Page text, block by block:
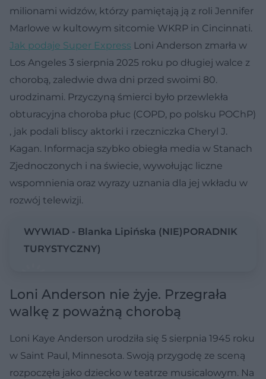
milionami widzów, którzy pamiętają ją z roli Jennifer
Marlowe w kultowym sitcomie WKRP in Cincinnati.
Jak podaje Super Express Loni Anderson zmarła w
Los Angeles 3 sierpnia 2025 roku po długiej walce z
chorobą, zaledwie dwa dni przed swoimi 80.
urodzinami. Przyczyną śmierci było przewlekła
obturacyjna choroba płuc (COPD, po polsku POChP)
, jak podali bliscy aktorki i rzeczniczka Cheryl J.
Kagan. Informacja szybko obiegła media w Stanach
Zjednoczonych i na świecie, wywołując liczne
wspomnienia oraz wyrazy uznania dla jej wkładu w
rozwój telewizji.
WYWIAD - Blanka Lipińska (NIE)PORADNIK
TURYSTYCZNY)
Loni Anderson nie żyje. Przegrała
walkę z poważną chorobą
Loni Kaye Anderson urodziła się 5 sierpnia 1945 roku
w Saint Paul, Minnesota. Swoją przygodę ze sceną
rozpoczęła jako dziecko w teatrze musicalowym. Na